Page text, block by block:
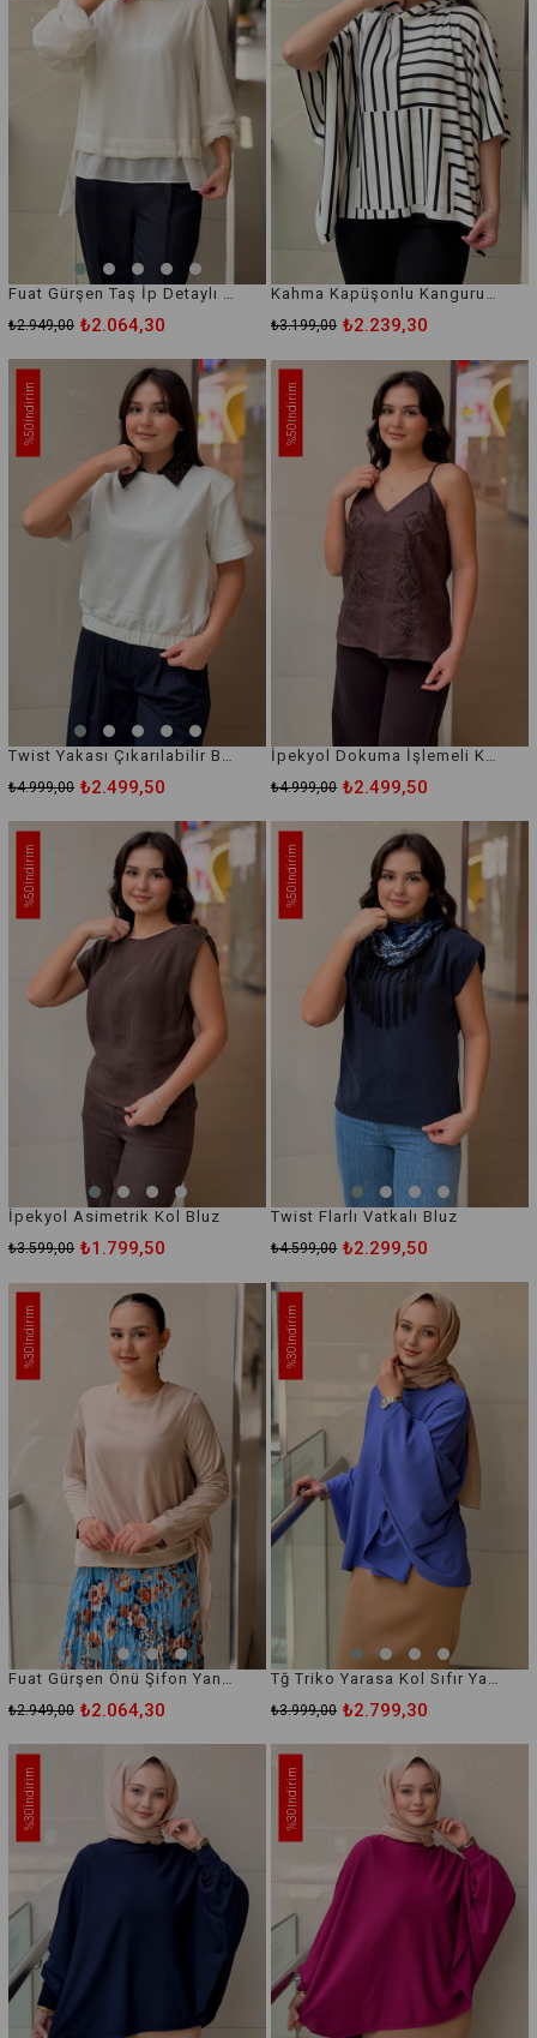
Fuat Gürşen Taş İp Detaylı Şifonlu Bluz
₺2.064,30
₺2.949,00
Kahma Kapüşonlu Kanguru Cepli Çizgi Desenli Bluz
₺2.239,30
₺3.199,00
₺2.499,50
₺4.999,00
%50
İndirim
₺2.499,50
₺4.999,00
%50
İndirim
İpekyol Asimetrik Kol Bluz
₺1.799,50
₺3.599,00
%50
İndirim
Twist Flarlı Vatkalı Bluz
₺2.299,50
₺4.599,00
%50
İndirim
₺2.064,30
₺2.949,00
%30
İndirim
₺2.799,30
₺3.999,00
%30
İndirim
%30
İndirim
%30
İndirim